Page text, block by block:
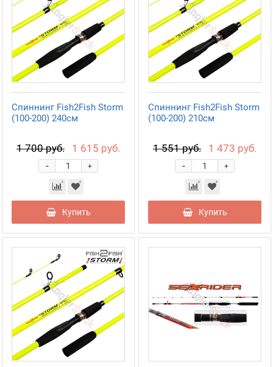
Спиннинг Fish2Fish Storm
(100-200) 240см
1 700 руб. 1 615 руб.
+
-
Купить
Спиннинг Fish2Fish Storm
(100-200) 210см
1 551 руб. 1 473 руб.
+
-
Купить